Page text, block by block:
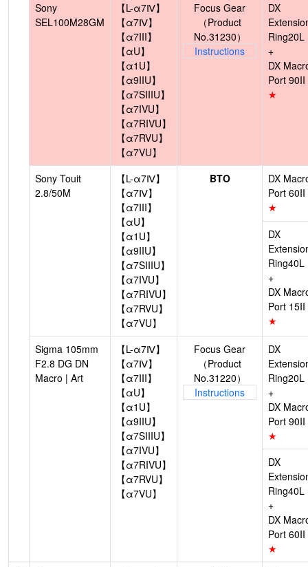
Sony
SEL100M28GM
【L-α7Ⅳ】
【α7Ⅳ】
【α7III】
【αU】
【α1U】
【α9IIU】
【α7SIIIU】
【α7IVU】
【α7RIVU】
【α7RVU】
【α7VU】
Focus Gear
（Product
No.31230）
Instructions
DX
Ring20L
+
DX
Port 90II
★
Sony Touit
2.8/50M
【L-α7Ⅳ】
【α7Ⅳ】
【α7III】
【αU】
【α1U】
【α9IIU】
【α7SIIIU】
【α7IVU】
【α7RIVU】
【α7RVU】
【α7VU】
BTO
DX
Port 60II
★
DX
Ring40L
+
DX
Port 15II
★
Sigma 105mm
F2.8 DG DN
Macro | Art
【L-α7Ⅳ】
【α7Ⅳ】
【α7III】
【αU】
【α1U】
【α9IIU】
【α7SIIIU】
【α7IVU】
【α7RIVU】
【α7RVU】
【α7VU】
Focus Gear
（Product
No.31220）
Instructions
DX
Ring20L
+
DX
Port 90II
★
DX
Ring40L
+
DX
Port 60II
★